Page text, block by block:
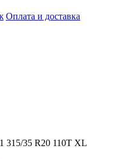
Оплата и доставка
315/35 R20 110T XL